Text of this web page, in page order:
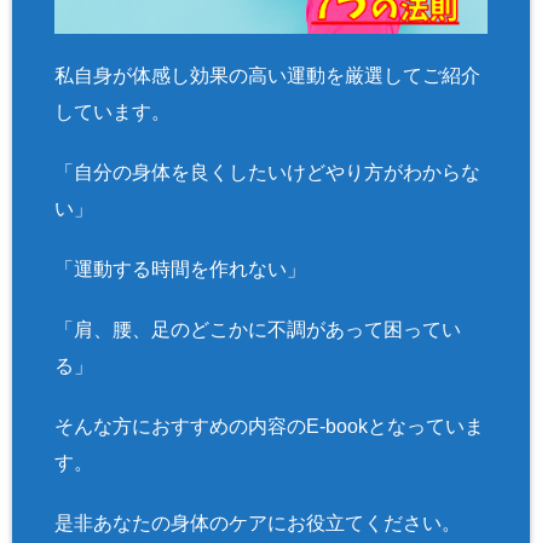
私自身が体感し効果の高い運動を厳選してご紹介
しています。
「自分の身体を良くしたいけどやり方がわからな
い」
「運動する時間を作れない」
「肩、腰、足のどこかに不調があって困ってい
る」
そんな方におすすめの内容のE-bookとなっていま
す。
是非あなたの身体のケアにお役立てください。